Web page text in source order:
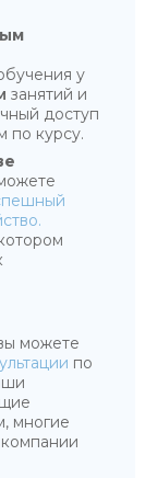
у
занятий и
доступ
по курсу.
можете
по
многие